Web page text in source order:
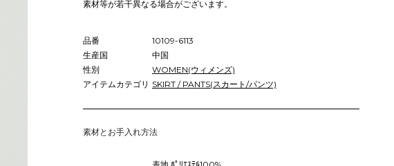
素材等が若干異なる場合がございます。
品番
10109-6113
生産国
中国
性別
WOMEN(ウィメンズ)
アイテムカテゴリ SKIRT / PANTS(スカート/パンツ)
素材とお手入れ方法